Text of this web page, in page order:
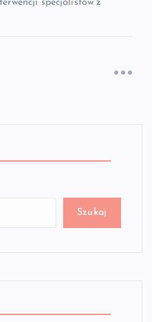
specjalistów z
Szukaj